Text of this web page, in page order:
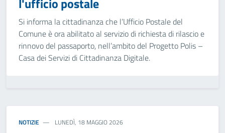
Si informa la cittadinanza che l’Ufficio Postale del
Comune è ora abilitato al servizio di richiesta di rilascio e
rinnovo del passaporto, nell’ambito del Progetto Polis –
Casa dei Servizi di Cittadinanza Digitale.
NOTIZIE LUNEDÌ, 18 MAGGIO 2026